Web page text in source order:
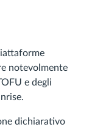
notevolmente
e degli
dichiarativo